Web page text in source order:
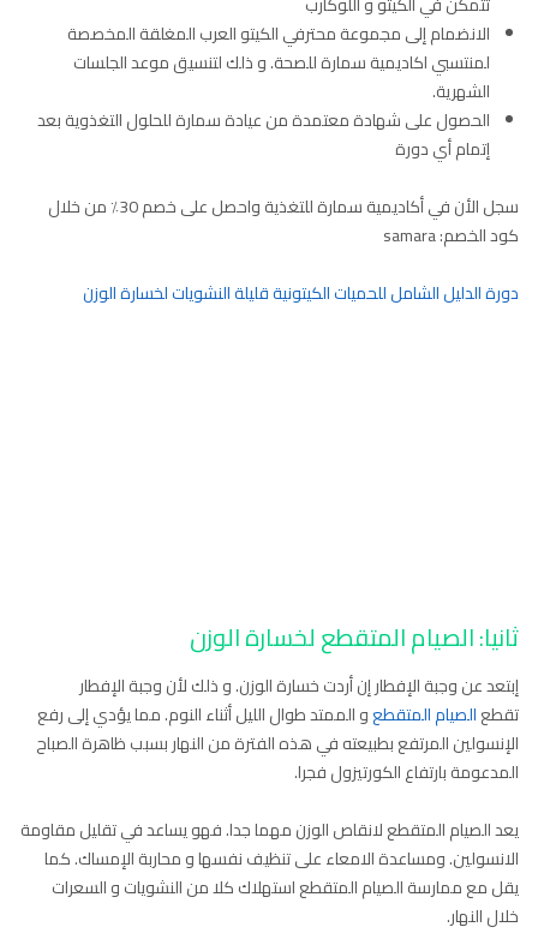
الانضمام إلى مجموعة محترفي الكيتو العرب المغلقة المخصصة
لمنتسبي اكاديمية سمارة للصحة. و ذلك لتنسيق موعد الجلسات
الشهرية.
الحصول على شهادة معتمدة من عيادة سمارة للحلول التغذوية بعد
إتمام أي دورة
سجل الأن في أكاديمية سمارة للتغذية واحصل على خصم 30٪ من خلال
كود الخصم: samara
دورة الدليل الشامل للحميات الكيتونية قليلة النشويات لخسارة الوزن
ثانيا: الصيام المتقطع لخسارة الوزن
إبتعد عن وجبة الإفطار إن أردت خسارة الوزن. و ذلك لأن وجبة الإفطار
تقطعالصيام المتقطعو الممتد طوال الليل أثناء النوم. مما يؤدي إلى رفع
الإنسولين المرتفع بطبيعته في هذه الفترة من النهار بسبب ظاهرة الصباح
المدعومة بارتفاع الكورتيزول فجرا.
يعد الصيام المتقطع لانقاص الوزن مهما جدا. فهو يساعد في تقليل مقاومة
الانسولين. ومساعدة الامعاء على تنظيف نفسها و محاربة الإمساك. كما
يقل مع ممارسة الصيام المتقطع استهلاك كلا من النشويات و السعرات
خلال النهار.